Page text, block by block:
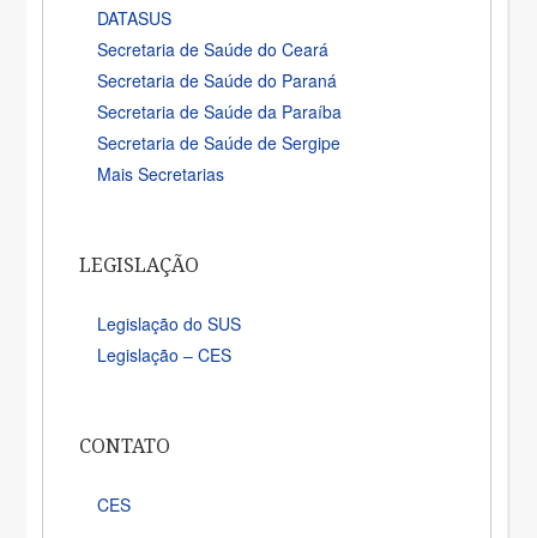
DATASUS
Secretaria de Saúde do Ceará
Secretaria de Saúde do Paraná
Secretaria de Saúde da Paraíba
Secretaria de Saúde de Sergipe
Mais Secretarias
LEGISLAÇÃO
Legislação do SUS
Legislação – CES
CONTATO
CES